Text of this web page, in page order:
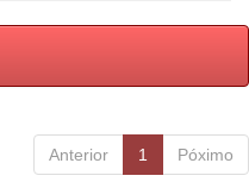
Anterior 1 Póximo